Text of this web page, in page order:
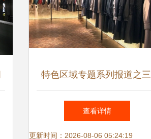
特色区域专题系列报道之
一张蓝图绘到底 一任接着一
任干--辛集皮革产业发展扫描
查看详情
更新时间：2026-08-06 05:24:19